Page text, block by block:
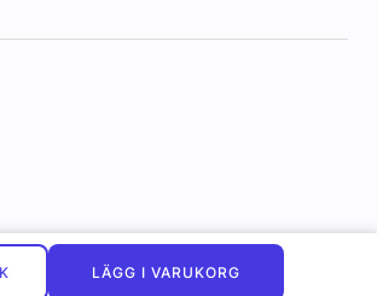
LÄGG I VARUKORG